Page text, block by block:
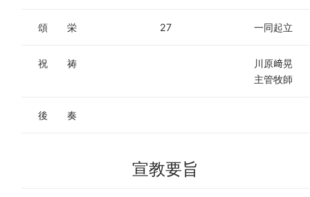
頌 栄 27 一同起立
祝 祷
川原﨑晃
主管牧師
後 奏
宣教要旨